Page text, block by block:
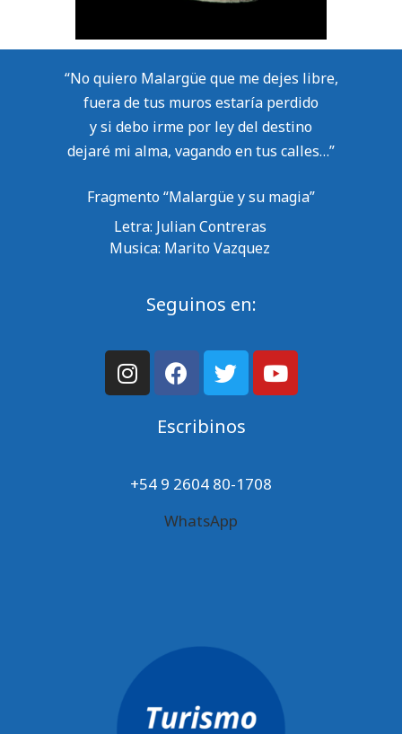
“No quiero Malargüe que me dejes libre,
fuera de tus muros estaría perdido
y si debo irme por ley del destino
dejaré mi alma, vagando en tus calles…”
Fragmento “Malargüe y su magia”
Letra: Julian Contreras
Musica: Marito Vazquez
Seguinos en:
Escribinos
+54 9 2604 80-1708
WhatsApp